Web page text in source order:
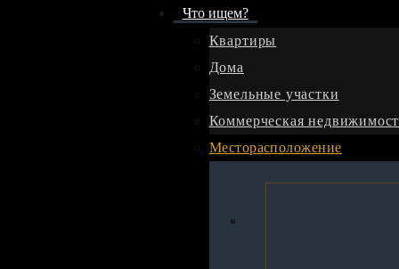
Что ищем?
Квартиры
Дома
Земельные участки
Коммерческая
Месторасположение